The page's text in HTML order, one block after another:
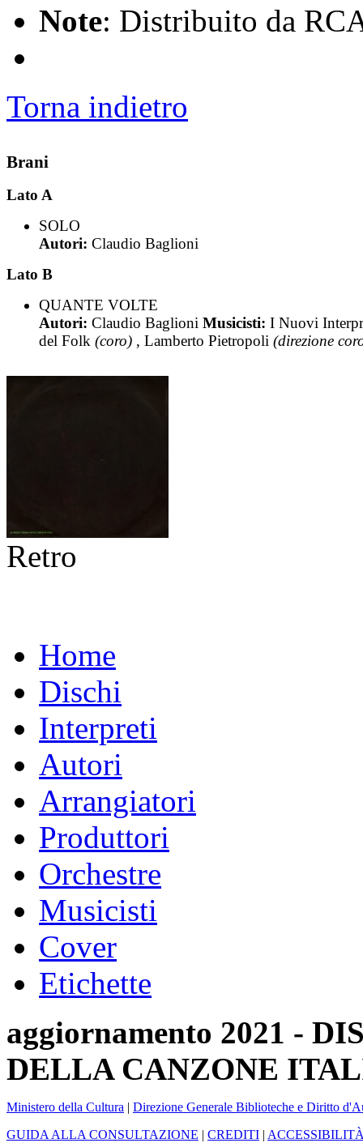
Note: Distribuito da
Torna indietro
Brani
Lato A
SOLO
Autori: Claudio Baglioni
Lato B
QUANTE VOLTE
Autori: Claudio Baglioni Musicisti: I Nuovi
del Folk (coro) , Lamberto Pietropoli (direzione
Retro
Home
Dischi
Interpreti
Autori
Arrangiatori
Produttori
Orchestre
Musicisti
Cover
Etichette
aggiornamento 2021 -
DELLA CANZONE
Ministero della Cultura | Direzione Generale Biblioteche e Diritto
GUIDA ALLA CONSULTAZIONE | CREDITI |